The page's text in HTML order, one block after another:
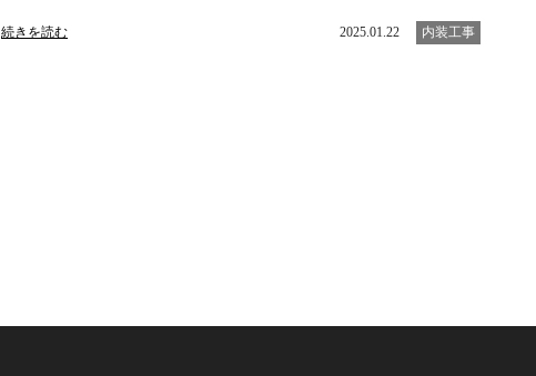
続きを読む 2025.01.22 内装工事